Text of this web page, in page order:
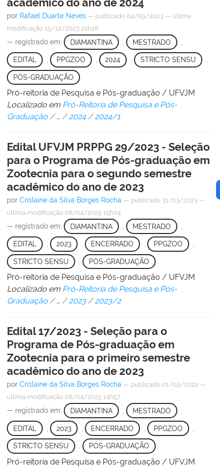
por Rafael Duarte Neves — publicado 04/09/2023 — última
modificação 15/12/2023 21h28
— registrado em: DIAMANTINA MESTRADO
EDITAL , PPGZOO , 2024 , STRICTO SENSU ,
PÓS-GRADUAÇÃO
Pró-reitoria de Pesquisa e Pós-graduação / UFVJM
Localizado em Pró-Reitoria de Pesquisa e Pós-
Graduação /… /2024 /2024/1
Edital UFVJM PRPPG 29/2023 - Seleção
para o Programa de Pós-graduação em
Zootecnia para o segundo semestre
acadêmico do ano de 2023
por Crislaine da Silva Borges Rocha — publicado 31/03/2023 —
última modificação 08/04/2025 15h04
— registrado em: DIAMANTINA MESTRADO
EDITAL , 2023 , ENCERRADO , PPGZOO ,
STRICTO SENSU PÓS-GRADUAÇÃO
Pró-reitoria de Pesquisa e Pós-graduação / UFVJM
Localizado em Pró-Reitoria de Pesquisa e Pós-
Graduação /… /2023 /2023/2
Edital 17/2023 - Seleção para o
Programa de Pós-graduação em
Zootecnia para o primeiro semestre
acadêmico do ano de 2023
por Crislaine da Silva Borges Rocha — publicado 01/09/2022 —
última modificação 08/04/2025 14h57
— registrado em: DIAMANTINA MESTRADO
EDITAL 2023 ENCERRADO , PPGZOO
STRICTO SENSU , PÓS-GRADUAÇÃO
Pró-reitoria de Pesquisa e Pós-graduação / UFVJM